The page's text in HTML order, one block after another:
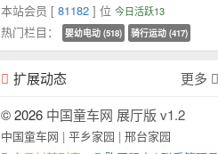
本站会员 [ 81182] 位 今日活跃13
热门栏目： 婴幼电动 (518) 骑行运动 (417)
扩展动态
更多
© 2026 中国童车网 展厅版 v1.2
中国童车网 | 平乡家园 | 邢台家园